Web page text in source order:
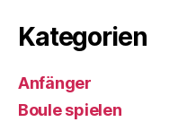
Kategorien
Anfänger
Boule spielen